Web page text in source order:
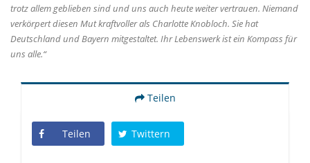
trotz allem geblieben sind und uns auch heute weiter vertrauen. Niemand
verkörpert diesen Mut kraftvoller als Charlotte Knobloch. Sie hat
Deutschland und Bayern mitgestaltet. Ihr Lebenswerk ist ein Kompass für
uns alle.“
Teilen
Teilen Twittern